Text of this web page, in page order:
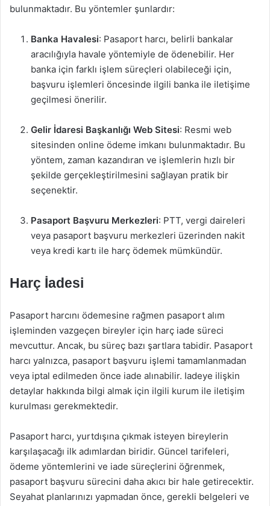
bulunmaktadır. Bu yöntemler şunlardır:
Banka Havalesi: Pasaport harcı, belirli bankalar
aracılığıyla havale yöntemiyle de ödenebilir. Her
banka için farklı işlem süreçleri olabileceği için,
başvuru işlemleri öncesinde ilgili banka ile iletişime
geçilmesi önerilir.
Gelir İdaresi Başkanlığı Web Sitesi: Resmi web
sitesinden online ödeme imkanı bulunmaktadır. Bu
yöntem, zaman kazandıran ve işlemlerin hızlı bir
şekilde gerçekleştirilmesini sağlayan pratik bir
seçenektir.
Pasaport Başvuru Merkezleri: PTT, vergi daireleri
veya pasaport başvuru merkezleri üzerinden nakit
veya kredi kartı ile harç ödemek mümkündür.
Harç İadesi
Pasaport harcını ödemesine rağmen pasaport alım
işleminden vazgeçen bireyler için harç iade süreci
mevcuttur. Ancak, bu süreç bazı şartlara tabidir. Pasaport
harcı yalnızca, pasaport başvuru işlemi tamamlanmadan
veya iptal edilmeden önce iade alınabilir. Iadeye ilişkin
detaylar hakkında bilgi almak için ilgili kurum ile iletişim
kurulması gerekmektedir.
Pasaport harcı, yurtdışına çıkmak isteyen bireylerin
karşılaşacağı ilk adımlardan biridir. Güncel tarifeleri,
ödeme yöntemlerini ve iade süreçlerini öğrenmek,
pasaport başvuru sürecini daha akıcı bir hale getirecektir.
Seyahat planlarınızı yapmadan önce, gerekli belgeleri ve